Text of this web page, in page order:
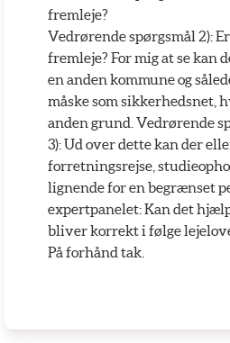
fremleje?
Vedrørende spørgsmål 2):
fremleje? For mig at se kan
en anden kommune og
måske som sikkerhedsnet,
anden grund. Vedrørende
3): Ud over dette kan der
forretningsrejse,
lignende for en begrænset
expertpanelet: Kan det
bliver korrekt i følge
På forhånd tak.